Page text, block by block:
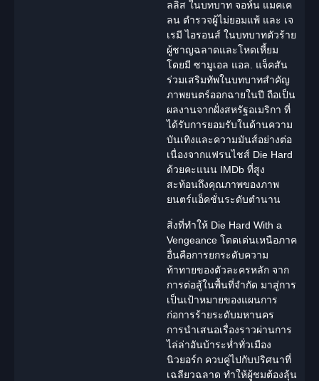
ลลิส ในบทบาท จอห์น แมคเค
ลน ตำรวจผู้ไม่ยอมแพ้ และ เจ
เรมี ไอรอนส์ ในบทบาทตัวร้าย
ผู้ชาญฉลาดและโหดเหี้ยม
โดยมี ซามูเอล แอล. แจ็คสัน
ร่วมเสริมทัพในบทบาทสำคัญ
ภาพยนตร์ออกฉายในปี ถือเป็น
ผลงานจากฝั่งสหรัฐอเมริกา ที่
ได้รับการยอมรับในด้านความ
บันเทิงและความมันส์อย่างต่อ
เนื่องจากแฟรนไชส์ Die Hard
ด้วยคะแนน IMDb ที่สูง
สะท้อนถึงคุณภาพของภาพ
ยนตร์แอ็คชั่นระดับตำนาน
สิ่งที่ทำให้ Die Hard With a
Vengeance โดดเด่นเหนือภาค
อื่นคือการยกระดับความ
ท้าทายของตัวละครหลัก จาก
การต่อสู้ในพื้นที่จำกัด มาสู่การ
เป็นเป้าหมายของแผนการ
ก่อการร้ายระดับมหานคร
การนำเสนอเรื่องราวผ่านการ
ไล่ล่าอันบ้าระห่ำทั่วเมือง
นิวยอร์ก ควบคู่ไปกับปริศนาที่
เฉลียวฉลาด ทำให้ผู้ชมต้องลุ้น